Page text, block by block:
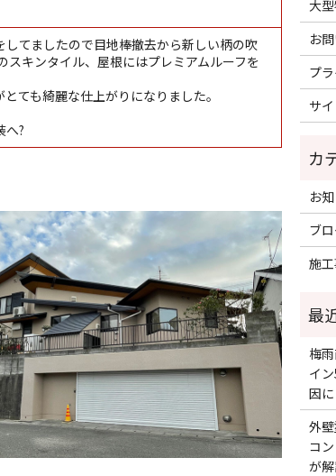
てましたので目地棒撤去から新しい柄の吹
スキンタイル、屋根にはプレミアムルーフを
ても綺麗な仕上がりになりました。
へ?
大
お
プ
サ
お
ブ
施
梅
イ
因に
外
コ
が解